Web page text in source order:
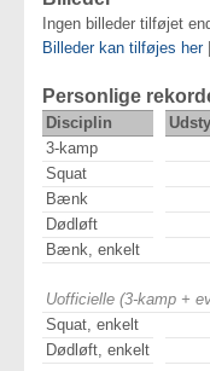
Ingen billeder tilføjet
Billeder kan tilføjes her|
Personlige
Disciplin
3-kamp
Squat
Bænk
Dødløft
Bænk, enkelt
Uofficielle (3-kamp +
Squat, enkelt
Dødløft, enkelt